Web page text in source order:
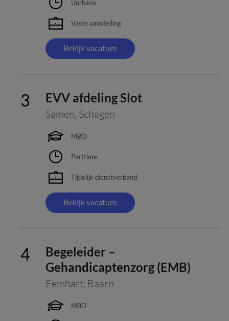
Uurbasis
Vaste aanstelling
Bekijk vacature
EVV afdeling Slot
Samen, Schagen
MBO
Parttime
Tijdelijk dienstverband
Bekijk vacature
Begeleider –
Gehandicaptenzorg (EMB)
Eemhart, Baarn
MBO